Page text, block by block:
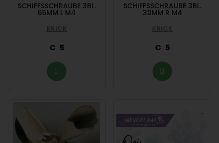
SCHIFFSSCHRAUBE 3BL.
65MM L M4
KRICK
5
SCHIFFSSCHRAUBE 3BL.
30MM R M4
KRICK
5